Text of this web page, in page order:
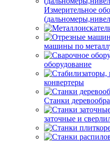
Измерительное
машины по
оборудование
конвертеры
Станки
заточные и